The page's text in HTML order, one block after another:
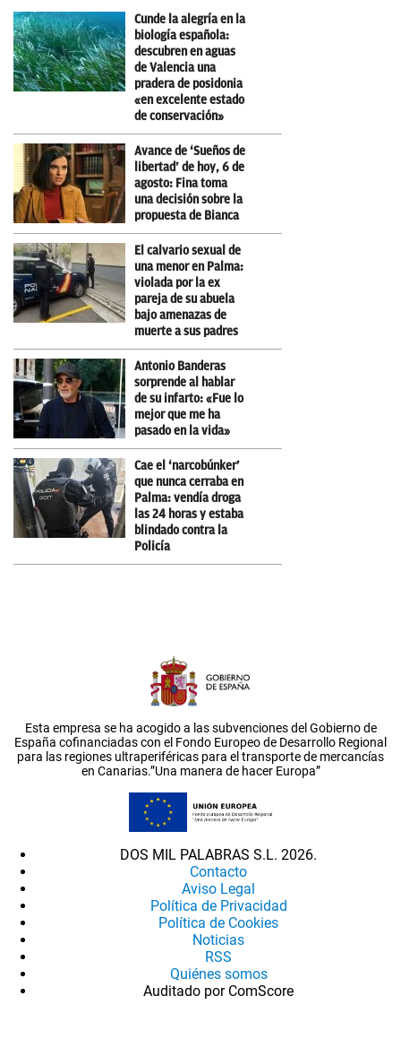
Cunde la alegría en la
biología española:
descubren en aguas
de Valencia una
pradera de posidonia
«en excelente estado
de conservación»
Avance de ‘Sueños de
libertad’ de hoy, 6 de
agosto: Fina toma
una decisión sobre la
propuesta de Bianca
El calvario sexual de
una menor en Palma:
violada por la ex
pareja de su abuela
bajo amenazas de
muerte a sus padres
Antonio Banderas
sorprende al hablar
de su infarto: «Fue lo
mejor que me ha
pasado en la vida»
Cae el ‘narcobúnker’
que nunca cerraba en
Palma: vendía droga
las 24 horas y estaba
blindado contra la
Policía
Esta empresa se ha acogido a las subvenciones del Gobierno de
España cofinanciadas con el Fondo Europeo de Desarrollo Regional
para las regiones ultraperiféricas para el transporte de mercancías
en Canarias.”Una manera de hacer Europa”
DOS MIL PALABRAS S.L. 2026.
Contacto
Aviso Legal
Política de Privacidad
Política de Cookies
Noticias
RSS
Quiénes somos
Auditado por ComScore